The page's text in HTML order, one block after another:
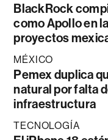
BlackRock
como Apollo en
proyectos
MÉXICO
Pemex duplica
natural por falta
infraestructura
TECNOLOGÍA